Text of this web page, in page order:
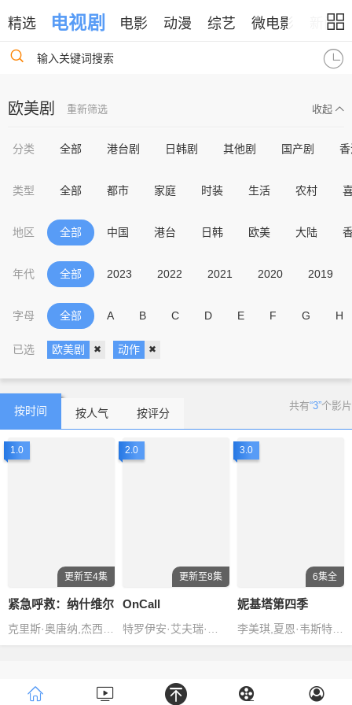
精选 电视剧 电影 动漫 综艺 微电影 新闻
输入关键词搜索
欧美剧 重新筛选 收起
分类 全部 港台剧 日韩剧 其他剧 国产剧
类型 全部 都市 家庭 时装 生活 农村
地区 全部 中国 港台 日韩 欧美 大陆
年代 全部 2023 2022 2021 2020 2019
字母 全部 A B C D E F G H
已选 欧美剧 动作
按时间 按人气 按评分
共有“3”个影片
1.0
更新至4集
紧急呼救：纳什维尔
克里斯·奥唐纳,杰西卡·卡普肖,金伯莉·威廉斯-佩斯利,黎安·莱姆丝
2.0
更新至8集
OnCall
特罗伊安·艾夫瑞·贝利萨里奥,布兰登·拉瑞昆特
3.0
6集全
妮基塔第四季
李美琪,夏恩·韦斯特,琳德西·冯塞卡,诺亚·比恩,戴文·萨
Copyright © 2016-2018 www.ZanPianCms.Com
.All Rights
Reserved .